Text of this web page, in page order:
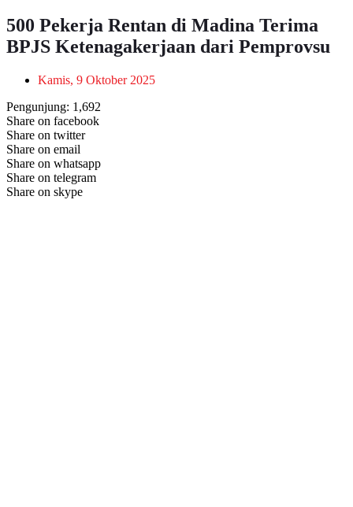
500 Pekerja Rentan di Madina Terima
BPJS Ketenagakerjaan dari Pemprovsu
Kamis, 9 Oktober 2025
Pengunjung: 1,692
Share on facebook
Share on twitter
Share on email
Share on whatsapp
Share on telegram
Share on skype